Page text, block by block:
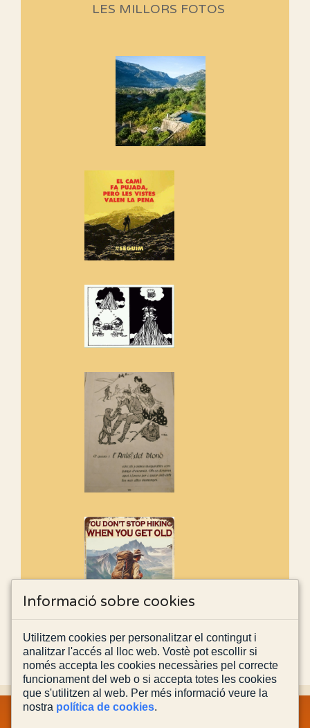
programació d'aquest any
Si no podem caminar, alguna
cosa hem de fer...
Els Centpeus signen el
Manifest a favor dels Camins
adhereix-te al manifest!
Rebem un diploma dels
Amics de Sant Aniol d'Aguja
Els Centpeus estem implicats
amb la recuperació del refugi i
LES MILLORS FOTOS
Informació sobre cookies
Utilitzem cookies per personalitzar el contingut i
analitzar l'accés al lloc web. Vostè pot escollir si
només accepta les cookies necessàries pel correcte
funcionament del web o si accepta totes les cookies
que s'utilitzen al web. Per més informació veure la
nostra política de cookies.